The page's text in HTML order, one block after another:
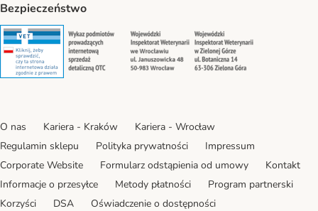
Bezpieczeństwo
Security Security Security
O nas Kariera - Kraków
Kariera - Wrocław
Regulamin sklepu
Polityka prywatności
Impressum
Corporate Website
Formularz odstąpienia od umowy
Kontakt
Informacje o przesyłce
Metody płatności
Program partnerski
Korzyści
DSA Oświadczenie o dostępności